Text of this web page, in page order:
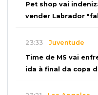
Pet shop vai
vender Labrador
23:33 Juventude
Time de MS vai
ida à final da copa